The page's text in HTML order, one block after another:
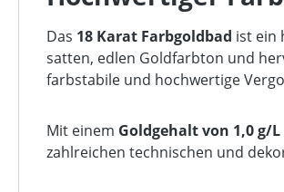
Das 18 Karat Farbgoldbad ist ein
satten, edlen Goldfarbton und
farbstabile und hochwertige
Mit einem Goldgehalt von 1,0 g/L
zahlreichen technischen und